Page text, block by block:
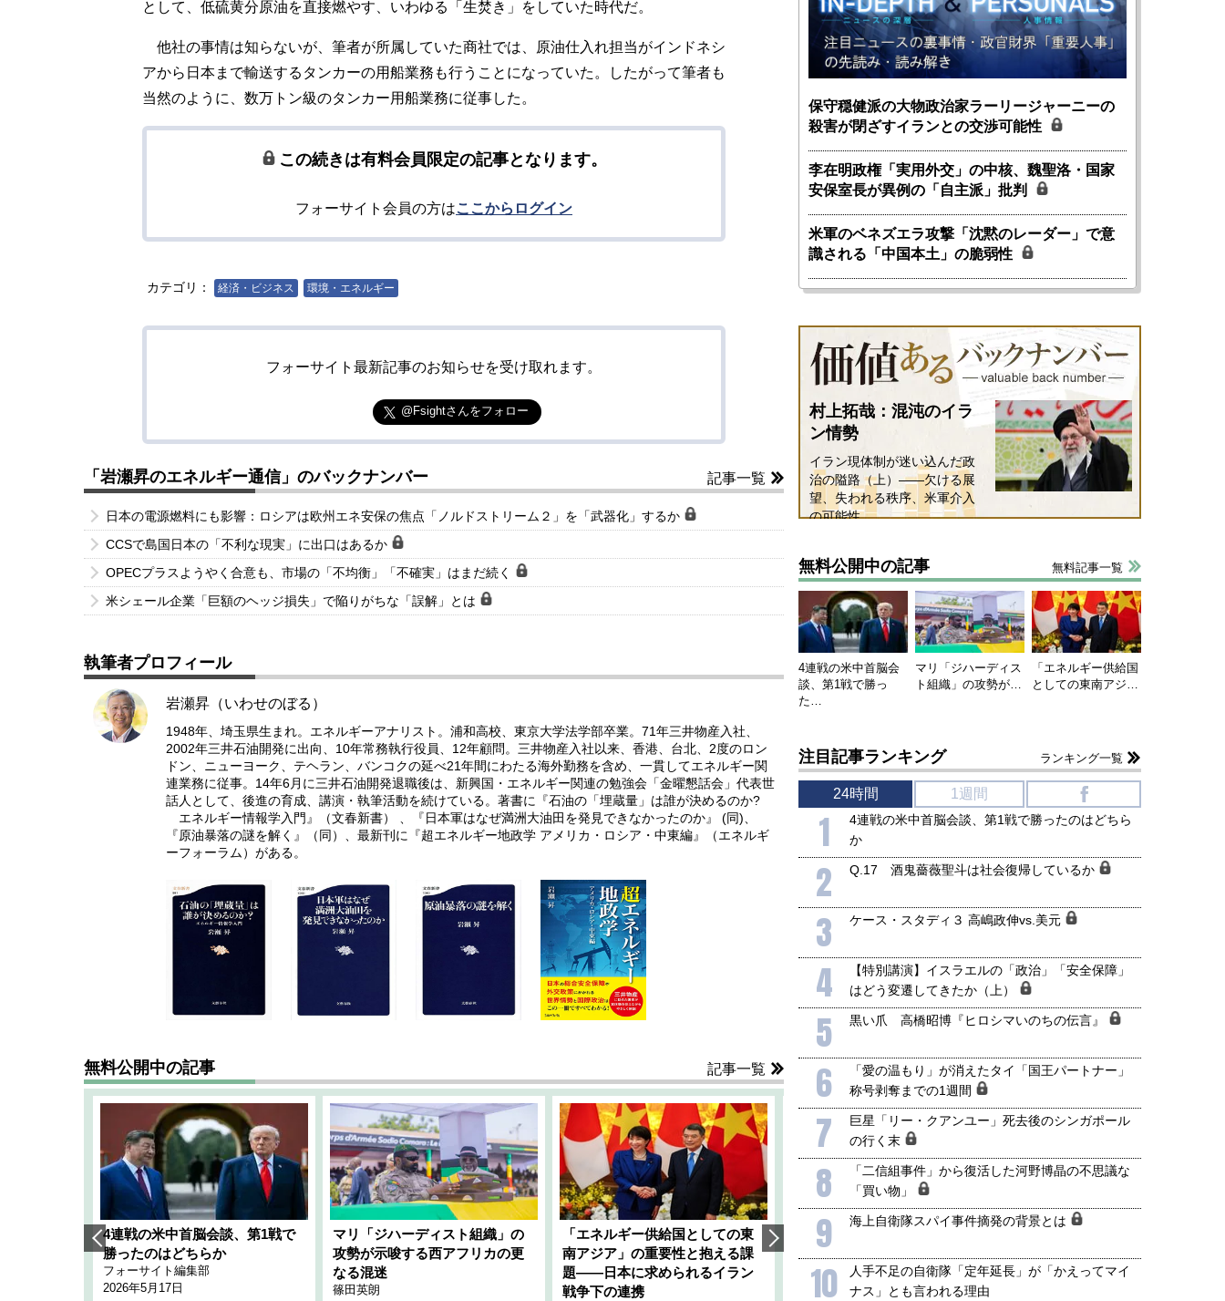
として、低硫黄分原油を直接燃やす、いわゆる「生焚き」をしていた時代だ。
他社の事情は知らないが、筆者が所属していた商社では、原油仕入れ担当がインドネシ
アから日本まで輸送するタンカーの用船業務も行うことになっていた。したがって筆者も
当然のように、数万トン級のタンカー用船業務に従事した。
この続きは有料会員限定の記事となります。
フォーサイト会員の方はここからログイン
カテゴリ： 経済・ビジネス 環境・エネルギー
フォーサイト最新記事のお知らせを受け取れます。
@Fsightさんをフォロー
「岩瀬昇のエネルギー通信」のバックナンバー 記事一覧
日本の電源燃料にも影響：ロシアは欧州エネ安保の焦点「ノルドストリーム２」を「武器化」するか
CCSで島国日本の「不利な現実」に出口はあるか
OPECプラスようやく合意も、市場の「不均衡」「不確実」はまだ続く
米シェール企業「巨額のヘッジ損失」で陥りがちな「誤解」とは
執筆者プロフィール
岩瀬昇（いわせのぼる）
1948年、埼玉県生まれ。エネルギーアナリスト。浦和高校、東京大学法学部卒業。71年三井物産入社、
2002年三井石油開発に出向、10年常務執行役員、12年顧問。三井物産入社以来、香港、台北、2度のロン
ドン、ニューヨーク、テヘラン、バンコクの延べ21年間にわたる海外勤務を含め、一貫してエネルギー関
連業務に従事。14年6月に三井石油開発退職後は、新興国・エネルギー関連の勉強会「金曜懇話会」代表世
話人として、後進の育成、講演・執筆活動を続けている。著書に『石油の「埋蔵量」は誰が決めるのか?
エネルギー情報学入門』（文春新書） 、『日本軍はなぜ満洲大油田を発見できなかったのか』 (同)、
『原油暴落の謎を解く』（同）、最新刊に『超エネルギー地政学 アメリカ・ロシア・中東編』（エネルギ
ーフォーラム）がある。
無料公開中の記事 記事一覧
4連戦の米中首脳会談、第1戦で
勝ったのはどちらか
フォーサイト編集部
2026年5月17日
マリ「ジハーディスト組織」の
攻勢が示唆する西アフリカの更
なる混迷
篠田英朗
「エネルギー供給国としての東
南アジア」の重要性と抱える課
題――日本に求められるイラン
戦争下の連携
韓国にも理解してほしい「極東
全保障協力の意味
千々和泰明
行き着くリスク
保守穏健派の大物政治家ラーリージャーニーの
殺害が閉ざすイランとの交渉可能性
李在明政権「実用外交」の中核、魏聖洛・国家
安保室長が異例の「自主派」批判
米軍のベネズエラ攻撃「沈黙のレーダー」で意
識される「中国本土」の脆弱性
村上拓哉：混沌のイラ
ン情勢
イラン現体制が迷い込んだ政
治の隘路（上）――欠ける展
望、失われる秩序、米軍介入
の可能性
無料公開中の記事 無料記事一覧
4連戦の米中首脳会
談、第1戦で勝っ
た…
マリ「ジハーディス
ト組織」の攻勢が…
「エネルギー供給国
としての東南アジ…
注目記事ランキング ランキング一覧
24時間 1週間
1
4連戦の米中首脳会談、第1戦で勝ったのはどちら
か
2 Q.17 酒鬼薔薇聖斗は社会復帰しているか
3 ケース・スタディ３ 高嶋政伸vs.美元
4
【特別講演】イスラエルの「政治」「安全保障」
はどう変遷してきたか（上）
5 黒い爪 高橋昭博『ヒロシマいのちの伝言』
6
「愛の温もり」が消えたタイ「国王パートナー」
称号剥奪までの1週間
7
巨星「リー・クアンユー」死去後のシンガポール
の行く末
8
「二信組事件」から復活した河野博晶の不思議な
「買い物」
9 海上自衛隊スパイ事件摘発の背景とは
10
人手不足の自衛隊「定年延長」が「かえってマイ
ナス」とも言われる理由